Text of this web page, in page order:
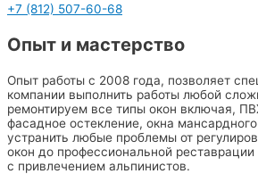
+7 (812) 507-60-68
Опыт и мастерство
Опыт работы с 2008 года, позволяет
компании выполнить работы любой
ремонтируем все типы окон включая,
фасадное остекление, окна
устранить любые проблемы от
окон до профессиональной
с привлечением альпинистов.